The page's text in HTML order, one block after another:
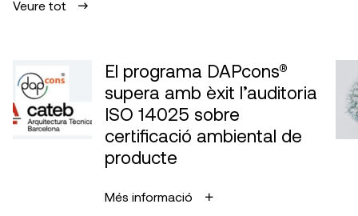
Veure tot
El programa DAPcons®
supera amb èxit l’auditoria
ISO 14025 sobre
certificació ambiental de
producte
Més informació